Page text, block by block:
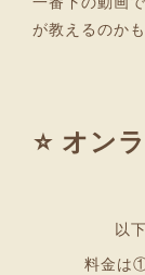
が教えるのか
⭐ オン
以下
料金は